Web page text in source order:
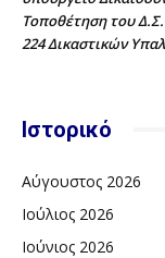
Τοποθέτηση του
224 Δικαστικών
Ιστορικό
Αύγουστος 2026
Ιούλιος 2026
Ιούνιος 2026